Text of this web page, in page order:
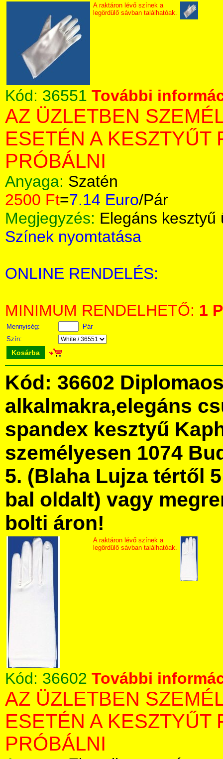
A raktáron lévő színek a
legördülő sávban találhatóak.
Kód: 36551 További
AZ ÜZLETBEN
ESETÉN A KESZTYŰT
PRÓBÁLNI
Anyaga: Szatén
2500 Ft=7.14 Euro/Pár
Megjegyzés: Elegáns kesztyű
Színek nyomtatása
ONLINE RENDELÉS:
MINIMUM RENDELHETŐ: 1
Mennyiség:
Pár
Szín:
Kosárba
Kód: 36602
alkalmakra,elegáns
spandex kesztyű
személyesen 1074
5. (Blaha Lujza tértől
bal oldalt) vagy
bolti áron!
A raktáron lévő színek a
legördülő sávban találhatóak.
Kód: 36602 További
AZ ÜZLETBEN
ESETÉN A KESZTYŰT
PRÓBÁLNI